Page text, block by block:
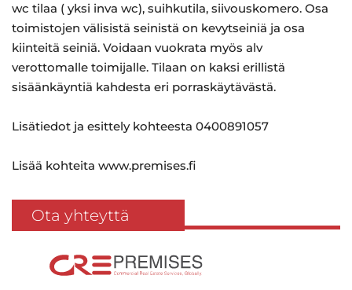
wc tilaa ( yksi inva wc), suihkutila, siivouskomero. Osa
toimistojen välisistä seinistä on kevytseiniä ja osa
kiinteitä seiniä. Voidaan vuokrata myös alv
verottomalle toimijalle. Tilaan on kaksi erillistä
sisäänkäyntiä kahdesta eri porraskäytävästä.
Lisätiedot ja esittely kohteesta 0400891057
Lisää kohteita www.premises.fi
Ota yhteyttä